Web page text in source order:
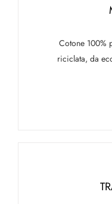
Cotone 100%
riciclata, da